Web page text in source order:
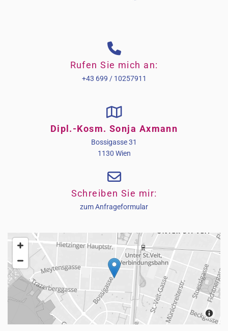

Rufen Sie mich an:
+43 699 / 10257911

Dipl.-Kosm. Sonja Axmann
Bossigasse 31
1130 Wien

Schreiben Sie mir:
zum Anfrageformular